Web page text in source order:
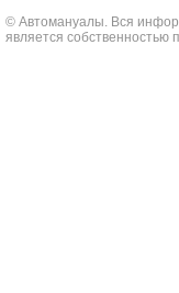
© Автомануалы. Вся
является собственностью